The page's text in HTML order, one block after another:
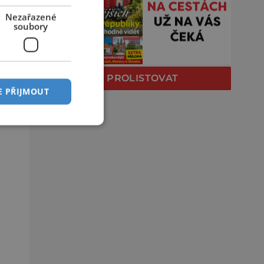
PROLISTOVAT
Nezařazené
soubory
PŘIJMOUT